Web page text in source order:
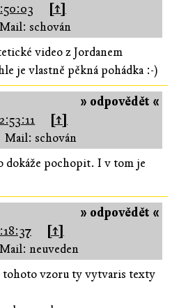
[↑]
Mail: schován
video z Jordanem
je vlastně pěkná pohádka :-)
» odpovědět «
[↑]
Mail: schován
dokáže pochopit. I v tom je
» odpovědět «
[↑]
Mail: neuveden
tohoto vzoru ty vytvaris texty